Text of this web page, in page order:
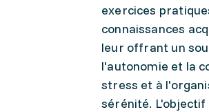
exercices
connaissances
leur offrant un
l'autonomie et la
stress et à
sérénité.